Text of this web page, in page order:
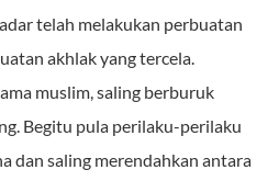
telah melakukan perbuatan
akhlak yang tercela.
muslim, saling berburuk
Begitu pula perilaku-perilaku
dan saling merendahkan antara